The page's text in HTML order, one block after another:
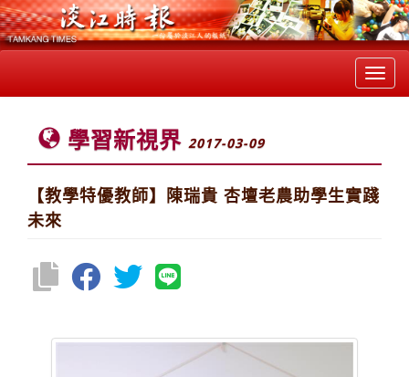
學習新視界 2017-03-09
【教學特優教師】陳瑞貴 杏壇老農助學生實踐
未來